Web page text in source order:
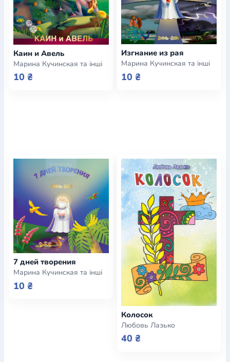
Каин и Авель
Марина Кучинская та інші
10 ₴
Изгнание из рая
Марина Кучинская та інші
10 ₴
7 дней творения
Марина Кучинская та інші
10 ₴
Колосок
Любовь Лазько
40 ₴